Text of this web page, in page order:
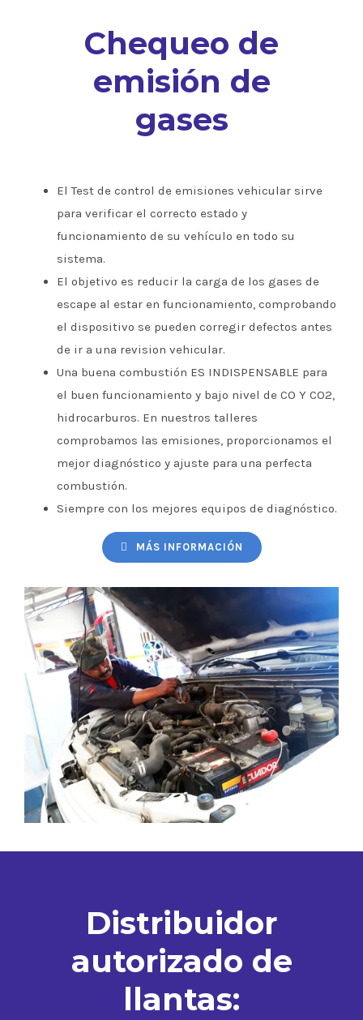
Chequeo de
emisión de
gases
El Test de control de emisiones vehicular sirve
para verificar el correcto estado y
funcionamiento de su vehículo en todo su
sistema.
El objetivo es reducir la carga de los gases de
escape al estar en funcionamiento, comprobando
el dispositivo se pueden corregir defectos antes
de ir a una revision vehicular.
Una buena combustión ES INDISPENSABLE para
el buen funcionamiento y bajo nivel de CO Y CO2,
hidrocarburos. En nuestros talleres
comprobamos las emisiones, proporcionamos el
mejor diagnóstico y ajuste para una perfecta
combustión.
Siempre con los mejores equipos de diagnóstico.
MÁS INFORMACIÓN
Distribuidor
autorizado de
llantas: